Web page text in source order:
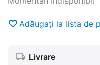
Adăugați la lista de
Livrare